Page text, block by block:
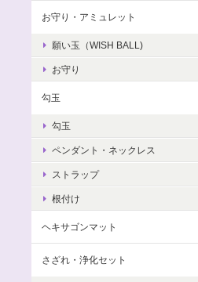
お守り・アミュレット
願い玉（WISH BALL)
お守り
勾玉
勾玉
ペンダント・ネックレス
ストラップ
根付け
ヘキサゴンマット
さざれ・浄化セット